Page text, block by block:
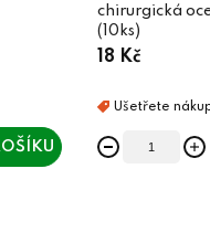
chirurgická
(10ks)
18 Kč